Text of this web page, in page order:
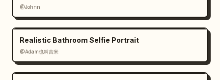
@Johnn
Realistic Bathroom Selfie Portrait
@Adam也叫吉米